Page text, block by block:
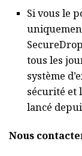
Si vous le
tous les
système
sécurité et
lancé
Nous